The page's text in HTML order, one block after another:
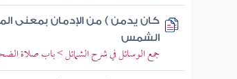
كان يدمن ) من الإدمان بمعنى
الشمس
جمع الوسائل في شرح الشمائل > باب صلاة